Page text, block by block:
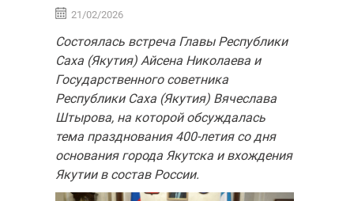
21/02/2026
Состоялась встреча Главы Республики
Саха (Якутия) Айсена Николаева и
Государственного советника
Республики Саха (Якутия) Вячеслава
Штырова, на которой обсуждалась
тема празднования 400-летия со дня
основания города Якутска и вхождения
Якутии в состав России.